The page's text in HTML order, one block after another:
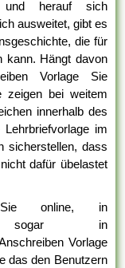
und herauf sich
ausweitet, gibt es
die für
kann. Hängt davon
Vorlage Sie
zeigen bei weitem
innerhalb des
im
sicherstellen, dass
dafür übelastet
Sie online, in
sogar in
Vorlage
das den Benutzern